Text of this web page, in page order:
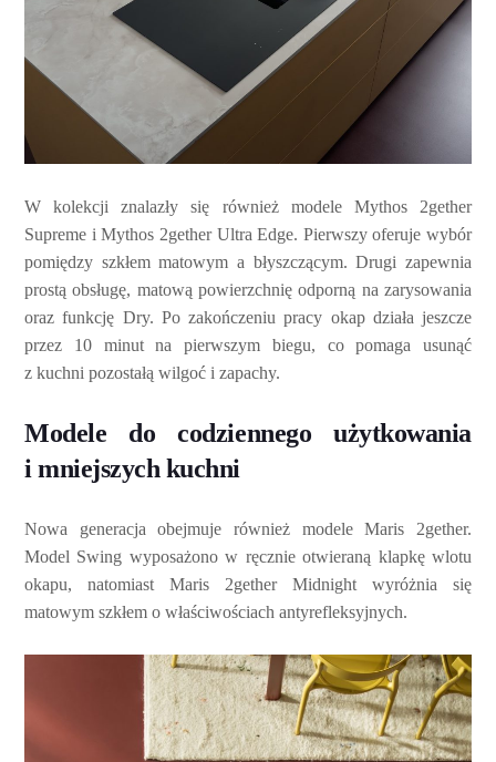
W kolekcji znalazły się również modele Mythos 2gether
Supreme i Mythos 2gether Ultra Edge. Pierwszy oferuje wybór
pomiędzy szkłem matowym a błyszczącym. Drugi zapewnia
prostą obsługę, matową powierzchnię odporną na zarysowania
oraz funkcję Dry. Po zakończeniu pracy okap działa jeszcze
przez 10 minut na pierwszym biegu, co pomaga usunąć
z kuchni pozostałą wilgoć i zapachy.
Modele do codziennego użytkowania
i mniejszych kuchni
Nowa generacja obejmuje również modele Maris 2gether.
Model Swing wyposażono w ręcznie otwieraną klapkę wlotu
okapu, natomiast Maris 2gether Midnight wyróżnia się
matowym szkłem o właściwościach antyrefleksyjnych.